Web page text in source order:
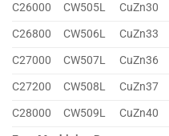
C26000
CW505L CuZn30
C26800
CW506L CuZn33
C27000
CW507L CuZn36
C27200
CW508L CuZn37
C28000
CW509L CuZn40